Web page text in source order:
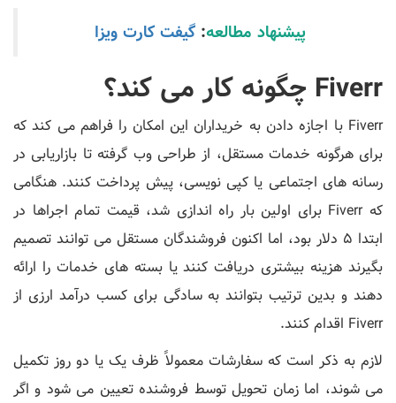
پیشنهاد مطالعه: گیفت کارت ویزا
Fiverr چگونه کار می کند؟
Fiverr با اجازه دادن به خریداران این امکان را فراهم می کند که
برای هرگونه خدمات مستقل، از طراحی وب گرفته تا بازاریابی در
رسانه های اجتماعی یا کپی نویسی، پیش پرداخت کنند. هنگامی
که Fiverr برای اولین بار راه اندازی شد، قیمت تمام اجراها در
ابتدا 5 دلار بود، اما اکنون فروشندگان مستقل می توانند تصمیم
بگیرند هزینه بیشتری دریافت کنند یا بسته های خدمات را ارائه
دهند و بدین ترتیب بتوانند به سادگی برای کسب درآمد ارزی از
Fiverr اقدام کنند.
لازم به ذکر است که سفارشات معمولاً ظرف یک یا دو روز تکمیل
می شوند، اما زمان تحویل توسط فروشنده تعیین می شود و اگر